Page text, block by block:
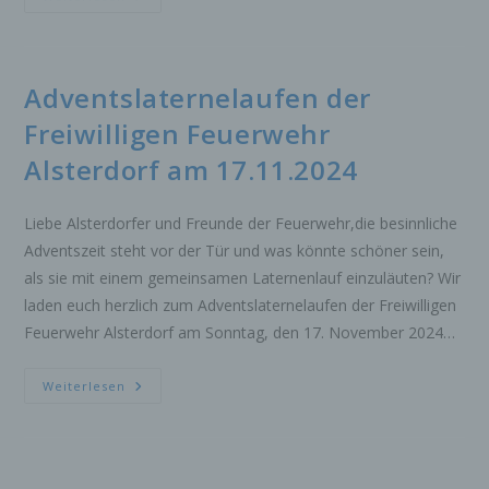
Adventslaternelaufen der
Freiwilligen Feuerwehr
Alsterdorf am 17.11.2024
Liebe Alsterdorfer und Freunde der Feuerwehr,die besinnliche
Adventszeit steht vor der Tür und was könnte schöner sein,
als sie mit einem gemeinsamen Laternenlauf einzuläuten? Wir
laden euch herzlich zum Adventslaternelaufen der Freiwilligen
Feuerwehr Alsterdorf am Sonntag, den 17. November 2024…
Weiterlesen Adventslaternelaufen
physischen, physiologischen, genetischen,
psychischen, wirtschaftlichen, kulturellen oder
sozialen Identität dieser natürlichen Person
sind, identifiziert werden kann.
Betroffene Person ist jede identifizierte oder
personenbezogene Daten von dem für die
Verarbeitung Verantwortlichen verarbeitet
werden.